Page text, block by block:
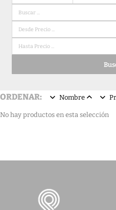
ORDENAR: Nombre
No hay productos en esta selección